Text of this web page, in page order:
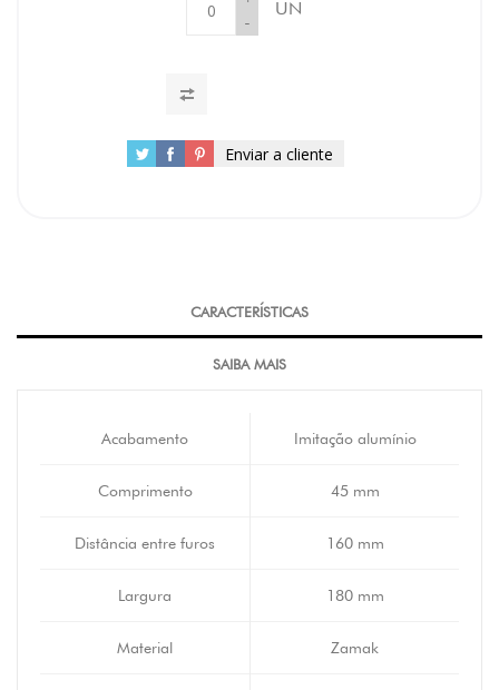
-
UN
Enviar a cliente
CARACTERÍSTICAS
SAIBA MAIS
Acabamento Imitação alumínio
Comprimento 45 mm
Distância entre furos 160 mm
Largura 180 mm
Material Zamak